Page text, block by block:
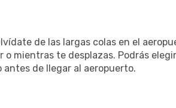
de las largas colas en el
mientras te desplazas. Podrás
de llegar al aeropuerto.